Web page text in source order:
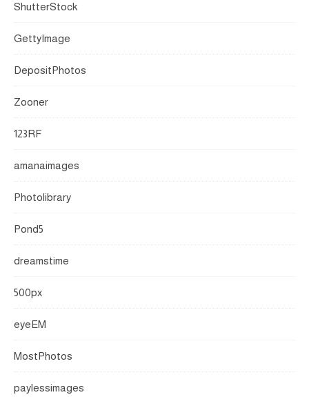
ShutterStock
GettyImage
DepositPhotos
Zooner
123RF
amanaimages
Photolibrary
Pond5
dreamstime
500px
eyeEM
MostPhotos
paylessimages